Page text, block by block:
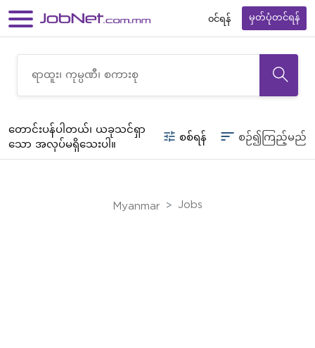
၀င်ရန် မှတ်ပုံတင်ရန်
တောင်းပန်ပါတယ်၊ ယခုသင်ရှာ
သော အလုပ်မရှိသေးပါ။
စစ်ရန် စဉ်၍ကြည့်မည်
Myanmar Jobs